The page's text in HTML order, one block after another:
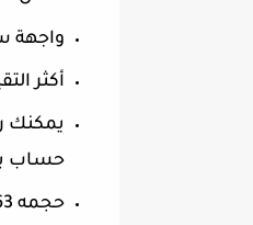
واجهة
أكثر
يمكنك
حساب
حجمه 6.63 حجم صغير جدا